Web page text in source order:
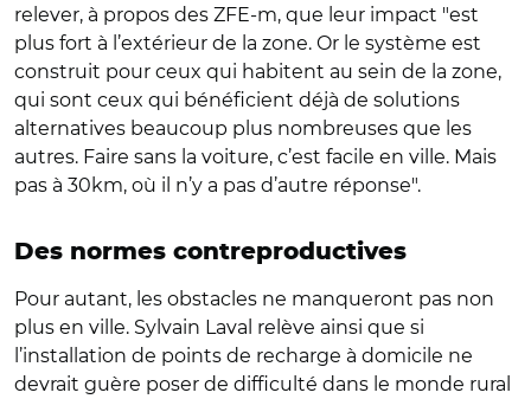
relever, à propos des ZFE-m, que leur impact "est
plus fort à l’extérieur de la zone. Or le système est
construit pour ceux qui habitent au sein de la zone,
qui sont ceux qui bénéficient déjà de solutions
alternatives beaucoup plus nombreuses que les
autres. Faire sans la voiture, c’est facile en ville. Mais
pas à 30km, où il n’y a pas d’autre réponse".
Des normes contreproductives
Pour autant, les obstacles ne manqueront pas non
plus en ville. Sylvain Laval relève ainsi que si
l’installation de points de recharge à domicile ne
devrait guère poser de difficulté dans le monde rural